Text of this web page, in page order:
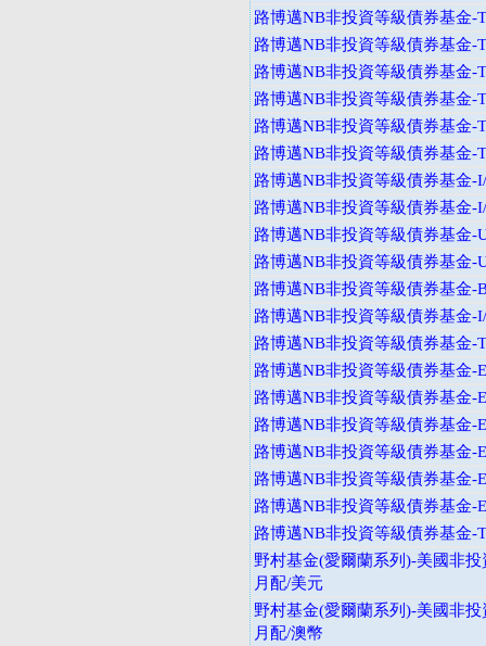
路博邁NB非投資等級債券基金-
路博邁NB非投資等級債券基金-
路博邁NB非投資等級債券基金-
路博邁NB非投資等級債券基金-
路博邁NB非投資等級債券基金-
路博邁NB非投資等級債券基金-
路博邁NB非投資等級債券基金-
路博邁NB非投資等級債券基金-
路博邁NB非投資等級債券基金-
路博邁NB非投資等級債券基金-
路博邁NB非投資等級債券基金-
路博邁NB非投資等級債券基金-
路博邁NB非投資等級債券基金-
路博邁NB非投資等級債券基金-
路博邁NB非投資等級債券基金-
路博邁NB非投資等級債券基金-
路博邁NB非投資等級債券基金-
路博邁NB非投資等級債券基金-
路博邁NB非投資等級債券基金-
路博邁NB非投資等級債券基金-
野村基金(愛爾蘭系列)-美國非
月配/美元
野村基金(愛爾蘭系列)-美國非
月配/澳幣